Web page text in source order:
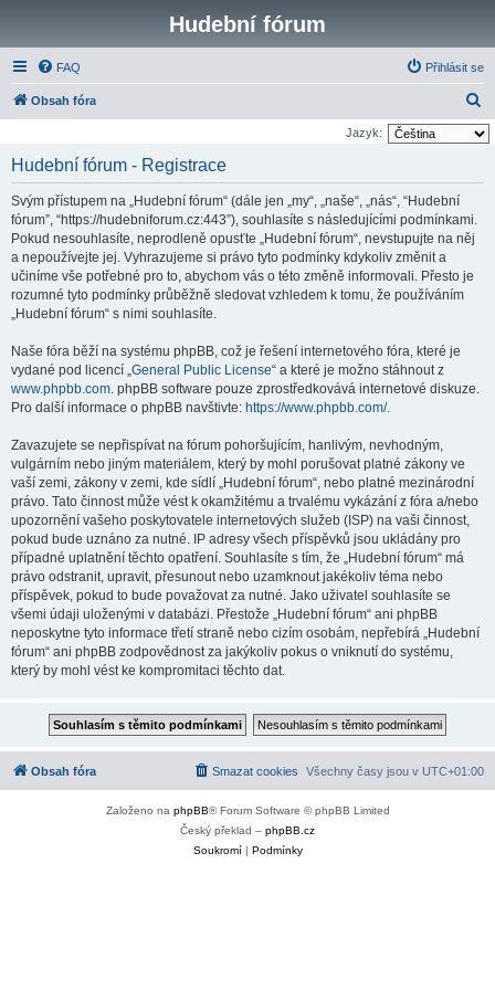
Hudební fórum
FAQ Přihlásit se
Obsah fóra
l
Jazyk:
Hudební fórum - Registrace
Svým přístupem na „Hudební fórum“ (dále jen „my“, „naše“, „nás“, “Hudební
fórum”, “https://hudebniforum.cz:443”), souhlasíte s následujícími podmínkami.
Pokud nesouhlasíte, neprodleně opusťte „Hudební fórum“, nevstupujte na něj
a nepoužívejte jej. Vyhrazujeme si právo tyto podmínky kdykoliv změnit a
učiníme vše potřebné pro to, abychom vás o této změně informovali. Přesto je
rozumné tyto podmínky průběžně sledovat vzhledem k tomu, že používáním
„Hudební fórum“ s nimi souhlasíte.
Naše fóra běží na systému phpBB, což je řešení internetového fóra, které je
vydané pod licencí „General Public License“ a které je možno stáhnout z
www.phpbb.com. phpBB software pouze zprostředkovává internetové diskuze.
Pro další informace o phpBB navštivte: https://www.phpbb.com/.
Zavazujete se nepřispívat na fórum pohoršujícím, hanlivým, nevhodným,
vulgárním nebo jiným materiálem, který by mohl porušovat platné zákony ve
vaší zemi, zákony v zemi, kde sídlí „Hudební fórum“, nebo platné mezinárodní
právo. Tato činnost může vést k okamžitému a trvalému vykázání z fóra a/nebo
upozornění vašeho poskytovatele internetových služeb (ISP) na vaši činnost,
pokud bude uznáno za nutné. IP adresy všech příspěvků jsou ukládány pro
případné uplatnění těchto opatření. Souhlasíte s tím, že „Hudební fórum“ má
právo odstranit, upravit, přesunout nebo uzamknout jakékoliv téma nebo
příspěvek, pokud to bude považovat za nutné. Jako uživatel souhlasíte se
všemi údaji uloženými v databázi. Přestože „Hudební fórum“ ani phpBB
neposkytne tyto informace třetí straně nebo cizím osobám, nepřebírá „Hudební
fórum“ ani phpBB zodpovědnost za jakýkoliv pokus o vniknutí do systému,
který by mohl vést ke kompromitaci těchto dat.
Obsah fóra Všechny časy jsou v UTC+01:00
Smazat cookies
Založeno na phpBB® Forum Software © phpBB Limited
Český překlad – phpBB.cz
Soukromí| Podmínky